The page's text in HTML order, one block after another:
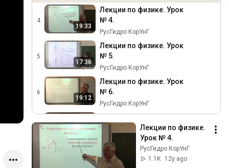
4
19:33
Лекции по физике. Урок
№ 4.
РусГидро КорУнГ
5
17:36
Лекции по физике. Урок
№ 5.
РусГидро КорУнГ
6
19:12
Лекции по физике. Урок
№ 6.
РусГидро КорУнГ
7
17:32
№ 7.
РусГидро КорУнГ
Лекции по физике. Урок
№ 8.
Лекции по физике.
Урок № 4.
РусГидро КорУнГ
1.1K
12y ago